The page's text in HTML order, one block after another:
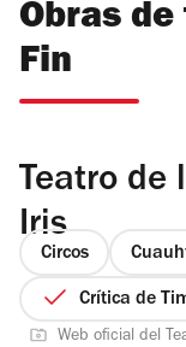
Obras
Fin
Teatro de
Iris
Circos
Crítica de
Web oficial del